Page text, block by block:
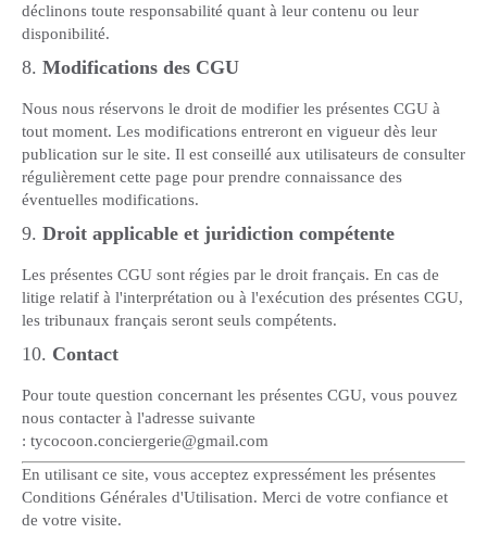
déclinons toute responsabilité quant à leur contenu ou leur
disponibilité.
8. Modifications des CGU
Nous nous réservons le droit de modifier les présentes CGU à
tout moment. Les modifications entreront en vigueur dès leur
publication sur le site. Il est conseillé aux utilisateurs de consulter
régulièrement cette page pour prendre connaissance des
éventuelles modifications.
9. Droit applicable et juridiction compétente
Les présentes CGU sont régies par le droit français. En cas de
litige relatif à l'interprétation ou à l'exécution des présentes CGU,
les tribunaux français seront seuls compétents.
10. Contact
Pour toute question concernant les présentes CGU, vous pouvez
nous contacter à l'adresse suivante
: tycocoon.conciergerie@gmail.com
En utilisant ce site, vous acceptez expressément les présentes
Conditions Générales d'Utilisation. Merci de votre confiance et
de votre visite.